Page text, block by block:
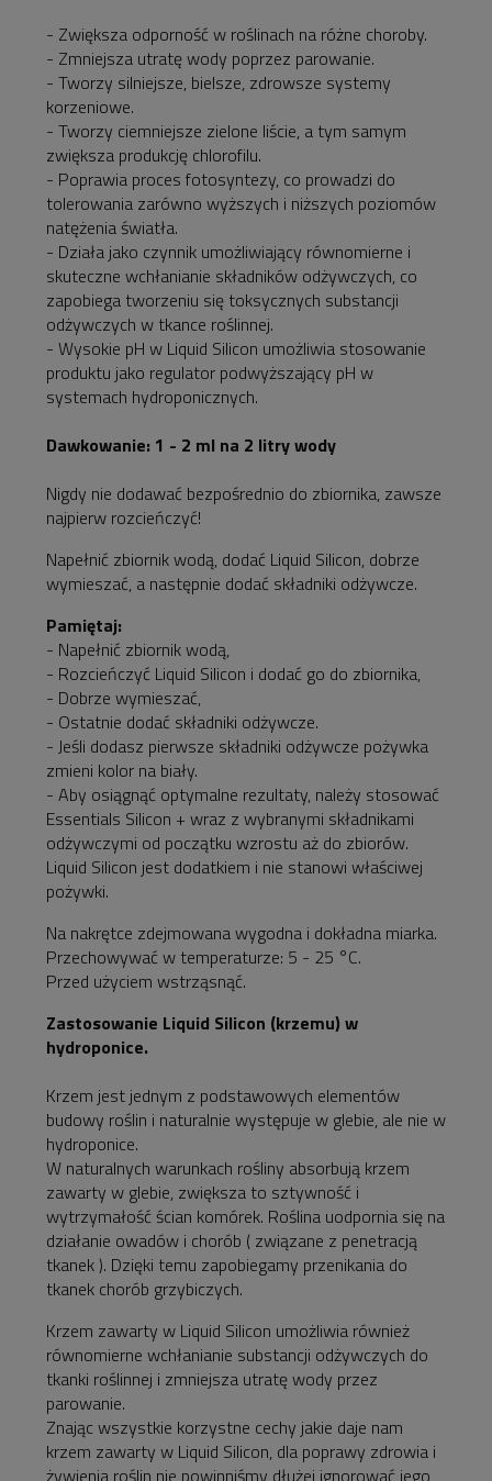
- Zwiększa odporność w roślinach na różne choroby.
- Zmniejsza utratę wody poprzez parowanie.
- Tworzy silniejsze, bielsze, zdrowsze systemy
korzeniowe.
- Tworzy ciemniejsze zielone liście, a tym samym
zwiększa produkcję chlorofilu.
- Poprawia proces fotosyntezy, co prowadzi do
tolerowania zarówno wyższych i niższych poziomów
natężenia światła.
- Działa jako czynnik umożliwiający równomierne i
skuteczne wchłanianie składników odżywczych, co
zapobiega tworzeniu się toksycznych substancji
odżywczych w tkance roślinnej.
- Wysokie pH w Liquid Silicon umożliwia stosowanie
produktu jako regulator podwyższający pH w
systemach hydroponicznych.
Dawkowanie: 1 - 2 ml na 2 litry wody
Nigdy nie dodawać bezpośrednio do zbiornika, zawsze
najpierw rozcieńczyć!
Napełnić zbiornik wodą, dodać Liquid Silicon, dobrze
wymieszać, a następnie dodać składniki odżywcze.
Pamiętaj:
- Napełnić zbiornik wodą,
- Rozcieńczyć Liquid Silicon i dodać go do zbiornika,
- Dobrze wymieszać,
- Ostatnie dodać składniki odżywcze.
- Jeśli dodasz pierwsze składniki odżywcze pożywka
zmieni kolor na biały.
- Aby osiągnąć optymalne rezultaty, należy stosować
Essentials Silicon + wraz z wybranymi składnikami
odżywczymi od początku wzrostu aż do zbiorów.
Liquid Silicon jest dodatkiem i nie stanowi właściwej
pożywki.
Na nakrętce zdejmowana wygodna i dokładna miarka.
Przechowywać w temperaturze: 5 - 25 °C.
Przed użyciem wstrząsnąć.
Zastosowanie Liquid Silicon (krzemu) w
hydroponice.
Krzem jest jednym z podstawowych elementów
budowy roślin i naturalnie występuje w glebie, ale nie w
hydroponice.
W naturalnych warunkach rośliny absorbują krzem
zawarty w glebie, zwiększa to sztywność i
wytrzymałość ścian komórek. Roślina uodpornia się na
działanie owadów i chorób ( związane z penetracją
tkanek ). Dzięki temu zapobiegamy przenikania do
tkanek chorób grzybiczych.
Krzem zawarty w Liquid Silicon umożliwia również
równomierne wchłanianie substancji odżywczych do
tkanki roślinnej i zmniejsza utratę wody przez
parowanie.
Znając wszystkie korzystne cechy jakie daje nam
krzem zawarty w Liquid Silicon, dla poprawy zdrowia i
żywienia roślin nie powinniśmy dłużej ignorować jego